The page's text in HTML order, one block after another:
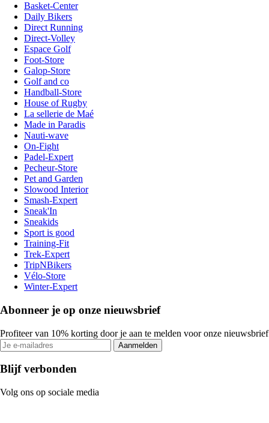
Basket-Center
Daily Bikers
Direct Running
Direct-Volley
Espace Golf
Foot-Store
Galop-Store
Golf and co
Handball-Store
House of Rugby
La sellerie de Maé
Made in Paradis
Nauti-wave
On-Fight
Padel-Expert
Pecheur-Store
Pet and Garden
Slowood Interior
Smash-Expert
Sneak'In
Sneakids
Sport is good
Training-Fit
Trek-Expert
TripNBikers
Vélo-Store
Winter-Expert
Abonneer je op onze nieuwsbrief
Profiteer van 10% korting door je aan te melden voor onze nieuwsbrief
Aanmelden
Blijf verbonden
Volg ons op sociale media